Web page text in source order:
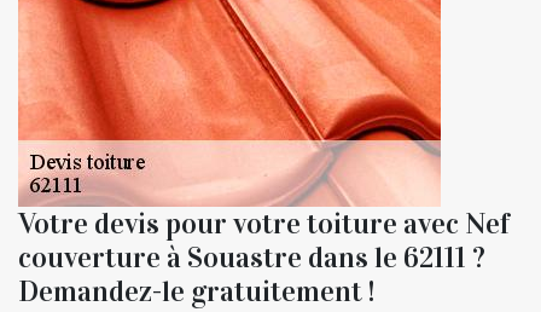
Votre devis pour votre toiture avec Nef
couverture à Souastre dans le 62111 ?
Demandez-le gratuitement !